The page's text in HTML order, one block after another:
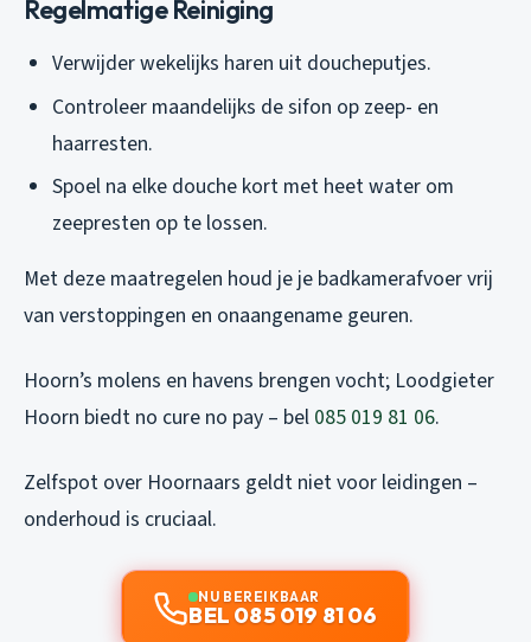
Regelmatige Reiniging
Verwijder wekelijks haren uit doucheputjes.
Controleer maandelijks de sifon op zeep- en
haarresten.
Spoel na elke douche kort met heet water om
zeepresten op te lossen.
Met deze maatregelen houd je je badkamerafvoer vrij
van verstoppingen en onaangename geuren.
Hoorn’s molens en havens brengen vocht; Loodgieter
Hoorn biedt no cure no pay – bel 085 019 81 06.
Zelfspot over Hoornaars geldt niet voor leidingen –
onderhoud is cruciaal.
NU BEREIKBAAR
BEL 085 019 81 06